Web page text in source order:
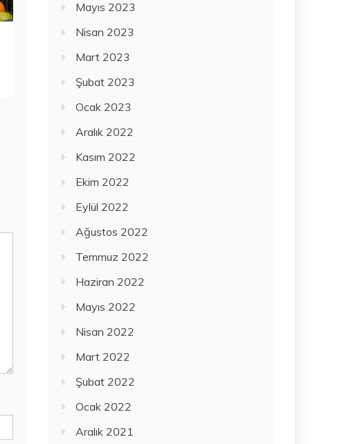
Mayıs 2023
Nisan 2023
Mart 2023
Şubat 2023
Ocak 2023
Aralık 2022
Kasım 2022
Ekim 2022
Eylül 2022
Ağustos 2022
Temmuz 2022
Haziran 2022
Mayıs 2022
Nisan 2022
Mart 2022
Şubat 2022
Ocak 2022
Aralık 2021